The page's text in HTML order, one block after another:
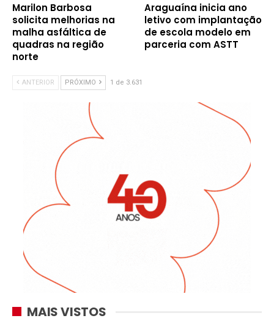
Marilon Barbosa
solicita melhorias na
malha asfáltica de
quadras na região
norte
Araguaína inicia ano
letivo com implantação
de escola modelo em
parceria com ASTT
ANTERIOR PRÓXIMO 1 de 3.631
MAIS VISTOS